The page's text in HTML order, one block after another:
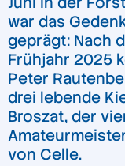
war das
geprägt: Nach
Frühjahr 2025
Peter
drei lebende
Broszat, der
von Celle.